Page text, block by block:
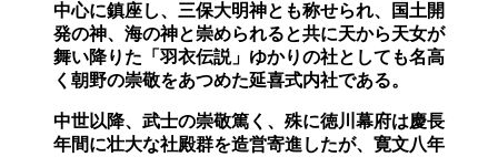
中心に鎮座し、三保大明神とも称せられ、国土開
発の神、海の神と崇められると共に天から天女が
舞い降りた「羽衣伝説」ゆかりの社としても名高
く朝野の崇敬をあつめた延喜式内社である。
中世以降、武士の崇敬篤く、殊に徳川幕府は慶長
年間に壮大な社殿群を造営寄進したが、寛文八年